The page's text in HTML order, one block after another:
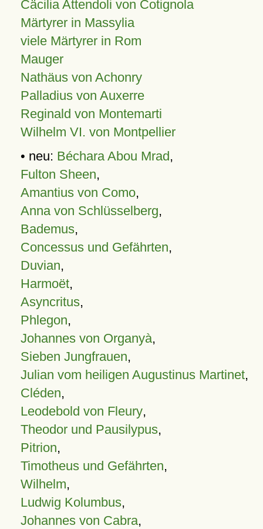
Cäcilia Attendoli von Cotignola
Märtyrer in Massylia
viele Märtyrer in Rom
Mauger
Nathäus von Achonry
Palladius von Auxerre
Reginald von Montemarti
Wilhelm VI. von Montpellier
• neu: Béchara Abou Mrad,
Fulton Sheen,
Amantius von Como,
Anna von Schlüsselberg,
Bademus,
Concessus und Gefährten,
Duvian,
Harmoët,
Asyncritus,
Phlegon,
Johannes von Organyà,
Sieben Jungfrauen,
Julian vom heiligen Augustinus Martinet,
Cléden,
Leodebold von Fleury,
Theodor und Pausilypus,
Pitrion,
Timotheus und Gefährten,
Wilhelm,
Ludwig Kolumbus,
Johannes von Cabra,